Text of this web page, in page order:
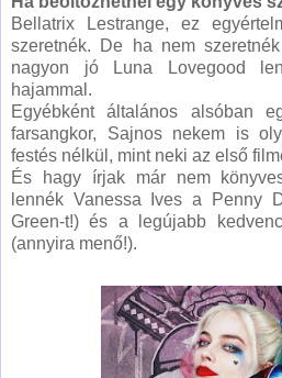
Bellatrix Lestrange, ez
szeretnék. De ha nem
nagyon jó Luna Lovegood
hajammal.
Egyébként általános alsóban
farsangkor, Sajnos nekem is
festés nélkül, mint neki az első
És hagy írjak már nem
lennék Vanessa Ives a Penny
Green-t!) és a legújabb
(annyira menő!).